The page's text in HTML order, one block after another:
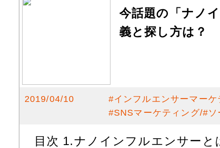
今話題の「ナノ
義と探し方は？
2019/04/10 #インフルエンサーマー
#SNSマーケティング #
目次 1.ナノインフルエンサー